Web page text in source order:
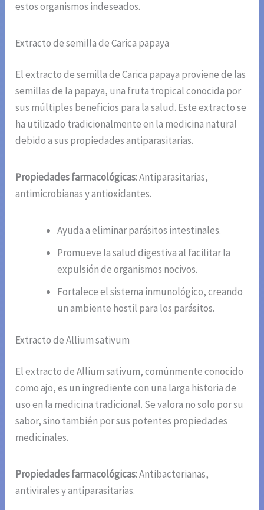
estos organismos indeseados.
Extracto de semilla de Carica papaya
El extracto de semilla de Carica papaya proviene de las
semillas de la papaya, una fruta tropical conocida por
sus múltiples beneficios para la salud. Este extracto se
ha utilizado tradicionalmente en la medicina natural
debido a sus propiedades antiparasitarias.
Propiedades farmacológicas:Antiparasitarias,
antimicrobianas y antioxidantes.
Ayuda a eliminar parásitos intestinales.
Promueve la salud digestiva al facilitar la
expulsión de organismos nocivos.
Fortalece el sistema inmunológico, creando
un ambiente hostil para los parásitos.
Extracto de Allium sativum
El extracto de Allium sativum, comúnmente conocido
como ajo, es un ingrediente con una larga historia de
uso en la medicina tradicional. Se valora no solo por su
sabor, sino también por sus potentes propiedades
medicinales.
Propiedades farmacológicas:Antibacterianas,
antivirales y antiparasitarias.